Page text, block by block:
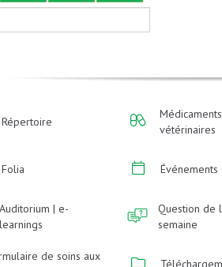
Répertoire
Folia
Auditorium | e-
learnings
de soins aux
Médicaments
vétérinaires
Événements
Question de
semaine